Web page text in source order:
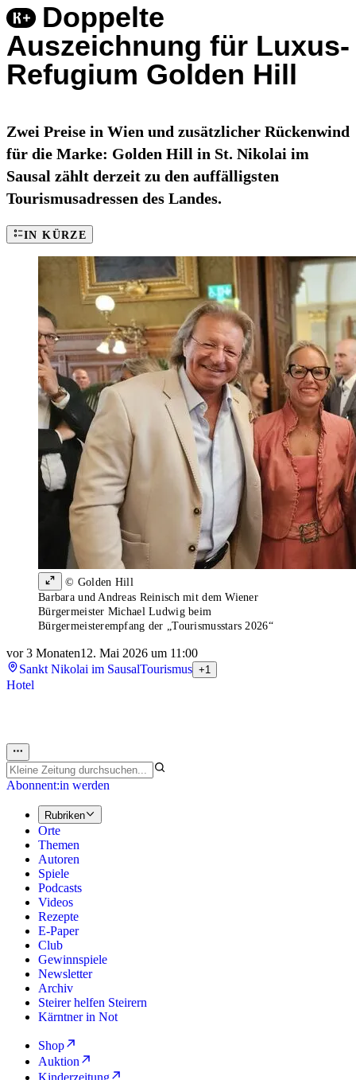
Doppelte
Auszeichnung für Luxus-
Refugium Golden Hill
Zwei Preise in Wien und zusätzlicher Rückenwind
für die Marke: Golden Hill in St. Nikolai im
Sausal zählt derzeit zu den auffälligsten
Tourismusadressen des Landes.
IN KÜRZE
© Golden Hill
Barbara und Andreas Reinisch mit dem Wiener
Bürgermeister Michael Ludwig beim
Bürgermeisterempfang der „Tourismusstars 2026“
vor 3 Monaten12. Mai 2026 um 11:00
Sankt Nikolai im SausalTourismus +1
Hotel
Abonnent:in werden
Rubriken
Orte
Themen
Autoren
Spiele
Podcasts
Videos
Rezepte
E-Paper
Club
Gewinnspiele
Newsletter
Archiv
Steirer helfen Steirern
Kärntner in Not
Shop
Auktion
Kinderzeitung